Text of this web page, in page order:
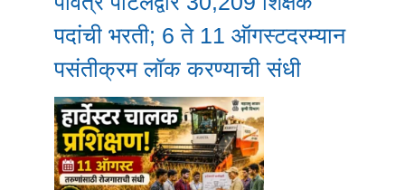
पदांची भरती; 6 ते 11 ऑगस्टदरम्यान
पसंतीक्रम लॉक करण्याची संधी